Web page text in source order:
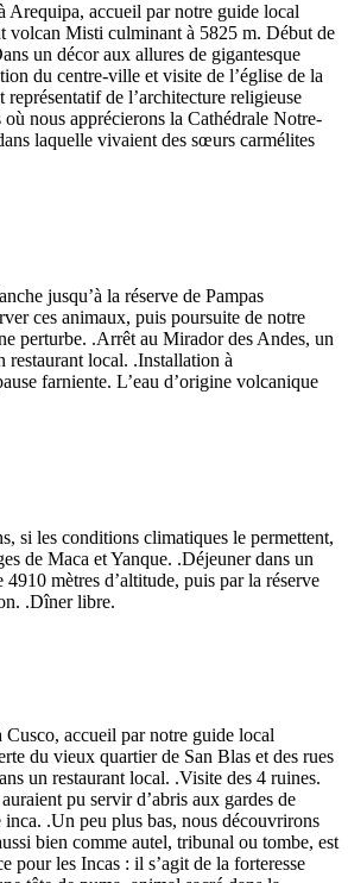
Arequipa, accueil par notre guide local
volcan Misti culminant à 5825 m. Début de
un décor aux allures de gigantesque
du centre-ville et visite de l’église de la
de l’architecture religieuse
nous apprécierons la Cathédrale Notre-
laquelle vivaient des sœurs carmélites
jusqu’à la réserve de Pampas
ces animaux, puis poursuite de notre
perturbe. .Arrêt au Mirador des Andes, un
restaurant local. .Installation à
farniente. L’eau d’origine volcanique
si les conditions climatiques le permettent,
de Maca et Yanque. .Déjeuner dans un
mètres d’altitude, puis par la réserve
.Dîner libre.
accueil par notre guide local
du vieux quartier de San Blas et des rues
un restaurant local. .Visite des 4 ruines.
pu servir d’abris aux gardes de
.Un peu plus bas, nous découvrirons
bien comme autel, tribunal ou tombe, est
pour les Incas : il s’agit de la forteresse